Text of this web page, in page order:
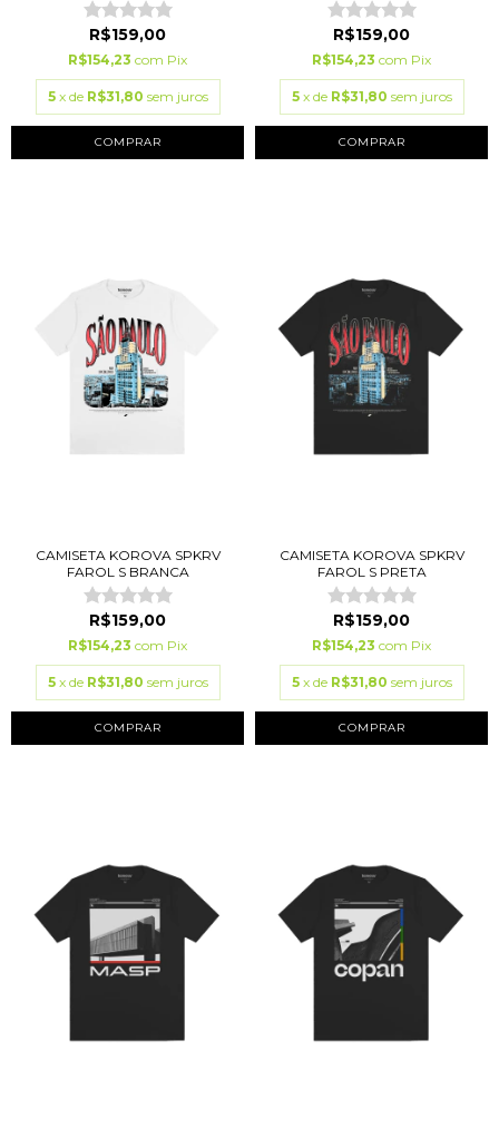
R$159,00
R$154,23 com Pix
5 x de R$31,80 sem juros
COMPRAR
R$159,00
R$154,23 com Pix
5 x de R$31,80 sem juros
COMPRAR
CAMISETA KOROVA SPKRV
FAROL S BRANCA
R$159,00
R$154,23 com Pix
5 x de R$31,80 sem juros
COMPRAR
CAMISETA KOROVA SPKRV
FAROL S PRETA
R$159,00
R$154,23 com Pix
5 x de R$31,80 sem juros
COMPRAR